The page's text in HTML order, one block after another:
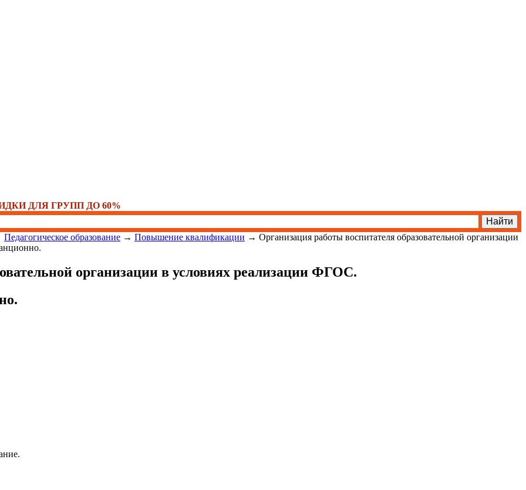
ДЛЯ ГРУПП ДО 60%
Педагогическое образование → Повышение квалификации → Организация работы воспитателя образовательной организации
организации в условиях реализации ФГОС.